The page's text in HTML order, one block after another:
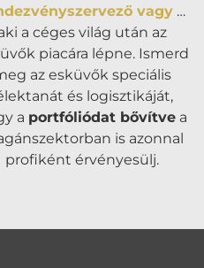
vagy…
a céges világ után az
piacára lépne. Ismerd
az esküvők speciális
és logisztikáját,
a portfóliódat bővítve a
is azonnal
profiként érvényesülj.